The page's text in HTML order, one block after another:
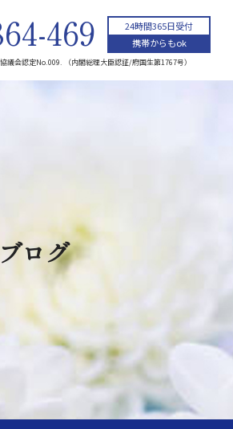
469
24時間365日受付
携帯からもok
議会認定No.009. （内閣総理大臣認証/府国生第1767号）
ログ